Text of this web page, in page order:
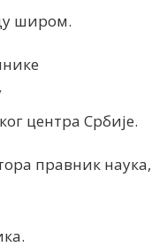
широм.
центра Србије.
правник наука,